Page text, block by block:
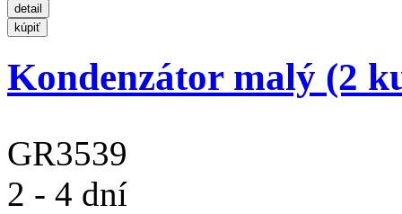
Kondenzátor malý (2
GR3539
2 - 4 dní